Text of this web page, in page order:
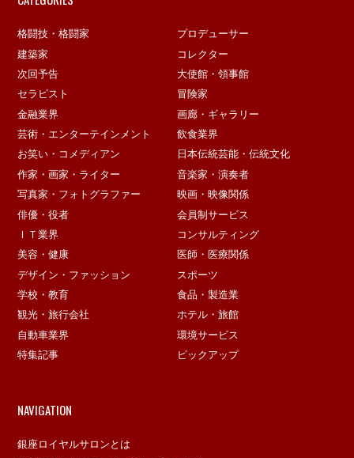
格闘技・格闘家
プロデューサー
建築家
コレクター
次回予告
大使館・領事館
セラピスト
冒険家
金融業界
画廊・ギャラリー
芸術・エンターテインメント
飲食業界
お笑い・コメディアン
日本伝統芸能・伝統文化
作家・画家・ライター
音楽家・演奏者
写真家・フォトグラファー
映画・映像関係
俳優・役者
会員制サービス
ＩＴ業界
コンサルティング
美容・健康
医師・医療関係
デザイン・ファッション
スポーツ
学校・教育
食品・製造業
観光・旅行会社
ホテル・旅館
自動車業界
環境サービス
特集記事
ピックアップ
NAVIGATION
銀座ロイヤルサロンとは